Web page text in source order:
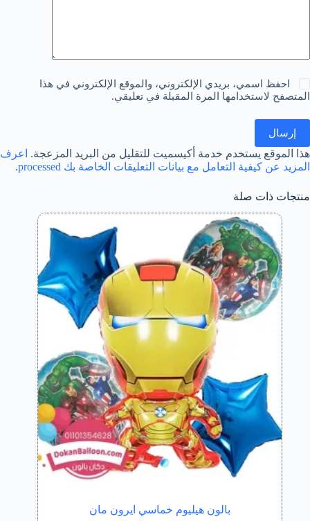
احفظ اسمي، بريدي الإلكتروني، والموقع الإلكتروني في هذا
المتصفح لاستخدامها المرة المقبلة في تعليقي.
إرسال
هذا الموقع يستخدم خدمة أكيسميت للتقليل من البريد المزعجة.
اعرف
المزيد عن كيفية التعامل مع بيانات التعليقات الخاصة بك processed
.
منتجات ذات صلة
بالون هيليوم خماسي ايرون مان